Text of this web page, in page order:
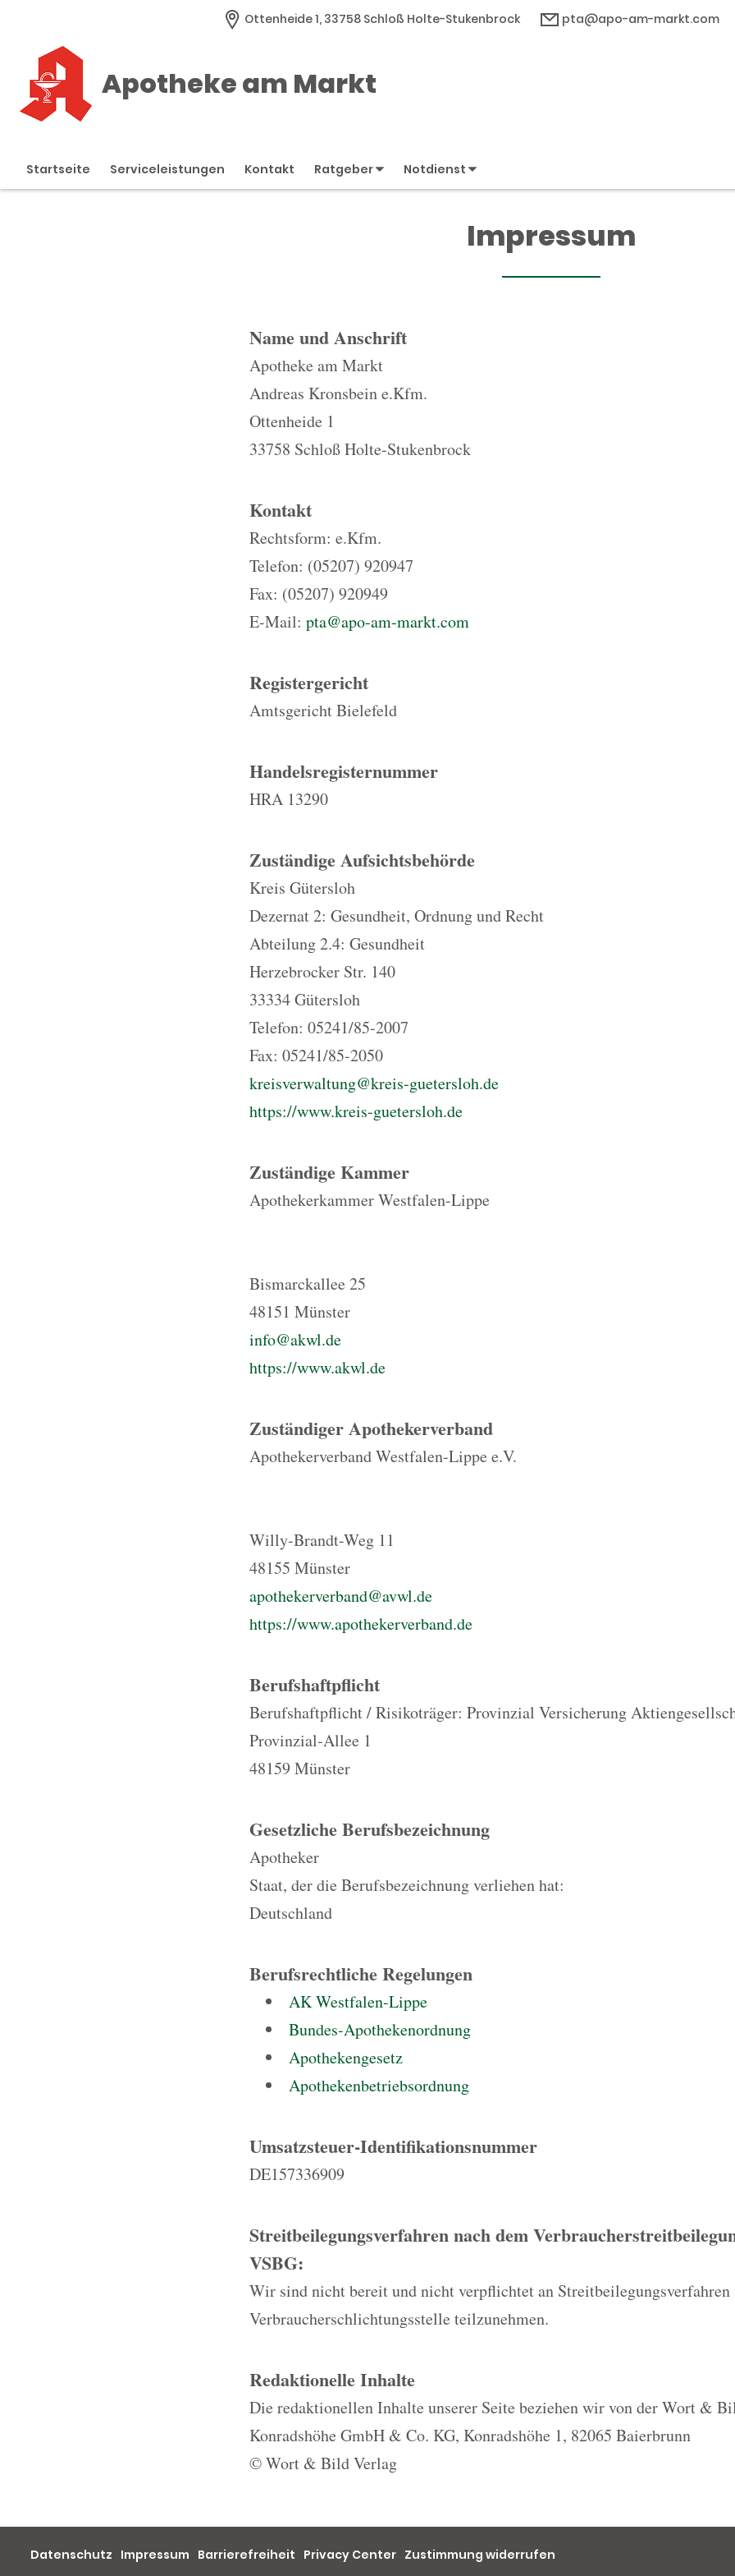
Ottenheide 1, 33758 Schloß Holte-Stukenbrock pta@apo-am-markt.com
Apotheke am Markt
Startseite Serviceleistungen Kontakt Ratgeber Notdienst
Impressum
Name und Anschrift
Apotheke am Markt
Andreas Kronsbein e.Kfm.
Ottenheide 1
33758 Schloß Holte-Stukenbrock
Kontakt
Rechtsform: e.Kfm.
Telefon: (05207) 920947
Fax: (05207) 920949
E-Mail: pta@apo-am-markt.com
Registergericht
Amtsgericht Bielefeld
Handelsregisternummer
HRA 13290
Zuständige Aufsichtsbehörde
Kreis Gütersloh
Dezernat 2: Gesundheit, Ordnung und Recht
Abteilung 2.4: Gesundheit
Herzebrocker Str. 140
33334 Gütersloh
Telefon: 05241/85-2007
Fax: 05241/85-2050
kreisverwaltung@kreis-guetersloh.de
https://www.kreis-guetersloh.de
Zuständige Kammer
Apothekerkammer Westfalen-Lippe
Bismarckallee 25
48151 Münster
info@akwl.de
https://www.akwl.de
Zuständiger Apothekerverband
Apothekerverband Westfalen-Lippe e.V.
Willy-Brandt-Weg 11
48155 Münster
apothekerverband@avwl.de
https://www.apothekerverband.de
Berufshaftpflicht
Berufshaftpflicht / Risikoträger: Provinzial Versicherung
Provinzial-Allee 1
48159 Münster
Gesetzliche Berufsbezeichnung
Apotheker
Staat, der die Berufsbezeichnung verliehen hat:
Deutschland
Berufsrechtliche Regelungen
AK Westfalen-Lippe
Bundes-Apothekenordnung
Apothekengesetz
Apothekenbetriebsordnung
Umsatzsteuer-Identifikationsnummer
DE157336909
Streitbeilegungsverfahren nach dem
VSBG:
Wir sind nicht bereit und nicht verpflichtet an Streitbeilegungsverfahren
Verbraucherschlichtungsstelle teilzunehmen.
Redaktionelle Inhalte
Die redaktionellen Inhalte unserer Seite beziehen wir von der Wort &
Konradshöhe GmbH & Co. KG, Konradshöhe 1, 82065 Baierbrunn
© Wort & Bild Verlag
Datenschutz Impressum Barrierefreiheit Privacy Center Zustimmung widerrufen